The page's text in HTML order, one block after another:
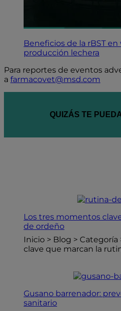
Beneficios de la rBST
producción lechera
Para reportes de eventos
a farmacovet@msd.com
QUIZÁS TE
Los tres momentos
de ordeño
Inicio > Blog >
clave que marcan la
Gusano barrenador:
sanitario